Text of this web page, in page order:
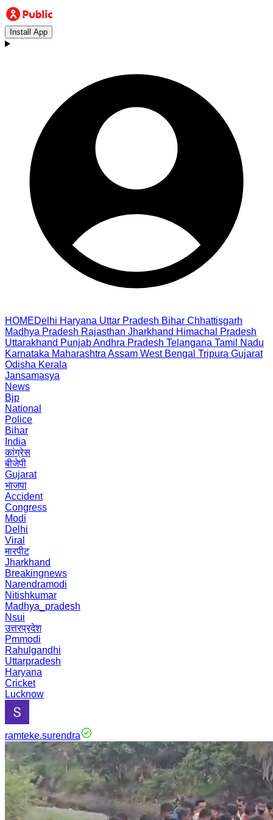
Install App
HOMEDelhi Haryana Uttar Pradesh Bihar Chhattisgarh
Madhya Pradesh Rajasthan Jharkhand Himachal Pradesh
Uttarakhand PunjabAndhra Pradesh Telangana Tamil Nadu
Karnataka Maharashtra Assam West Bengal Tripura Gujarat
Odisha Kerala
Jansamasya
News
Bjp
National
Police
Bihar
India
कांग्रेस
बीजेपी
Gujarat
भाजपा
Accident
Congress
Modi
Delhi
Viral
मारपीट
Jharkhand
Breakingnews
Narendramodi
Nitishkumar
Madhya_pradesh
Nsui
उत्तरप्रदेश
Pmmodi
Rahulgandhi
Uttarpradesh
Haryana
Cricket
Lucknow
ramteke.surendra